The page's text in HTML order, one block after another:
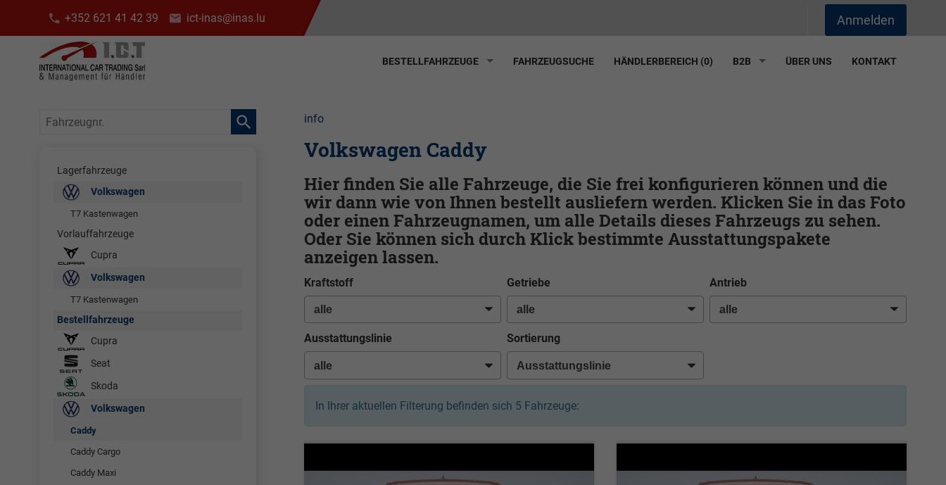
+352 621 41 42 39 ict-inas@inas.lu Anmelden
BESTELLFAHRZEUGE FAHRZEUGSUCHE HÄNDLERBEREICH (0) B2B ÜBER UNS KONTAKT
info
Volkswagen Caddy
Hier finden Sie alle Fahrzeuge, die Sie frei konfigurieren können und die
wir dann wie von Ihnen bestellt ausliefern werden. Klicken Sie in das Foto
oder einen Fahrzeugnamen, um alle Details dieses Fahrzeugs zu sehen.
Oder Sie können sich durch Klick bestimmte Ausstattungspakete
anzeigen lassen.
Kraftstoff Getriebe Antrieb
Ausstattungslinie Sortierung
In Ihrer aktuellen Filterung befinden sich 5 Fahrzeuge:
Fahrzeugnr.
Lagerfahrzeuge
Volkswagen
T7 Kastenwagen
Vorlauffahrzeuge
Cupra
Volkswagen
T7 Kastenwagen
Bestellfahrzeuge
Cupra
Seat
Skoda
Volkswagen
Caddy
Caddy Cargo
Caddy Maxi